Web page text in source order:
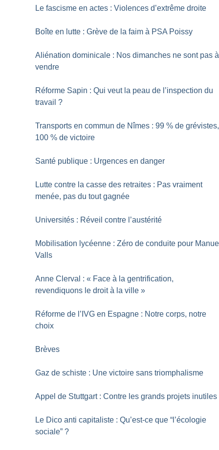
Le fascisme en actes : Violences d’extrême droite
Boîte en lutte : Grève de la faim à PSA Poissy
Aliénation dominicale : Nos dimanches ne sont pas à
vendre
Réforme Sapin : Qui veut la peau de l’inspection du
travail ?
Transports en commun de Nîmes : 99 % de grévistes,
100 % de victoire
Santé publique : Urgences en danger
Lutte contre la casse des retraites : Pas vraiment
menée, pas du tout gagnée
Universités : Réveil contre l’austérité
Mobilisation lycéenne : Zéro de conduite pour
Valls
Anne Clerval : « Face à la gentrification,
revendiquons le droit à la ville »
Réforme de l’IVG en Espagne : Notre corps, notre
choix
Brèves
Gaz de schiste : Une victoire sans triomphalisme
Appel de Stuttgart : Contre les grands projets inutiles
Le Dico anti­ capitaliste : Qu’est-ce que “l’écologie
sociale” ?